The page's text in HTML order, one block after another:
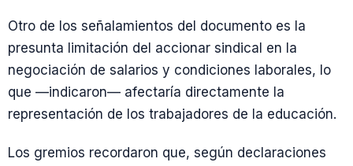
Otro de los señalamientos del documento es la
presunta limitación del accionar sindical en la
negociación de salarios y condiciones laborales, lo
que —indicaron— afectaría directamente la
representación de los trabajadores de la educación.
Los gremios recordaron que, según declaraciones